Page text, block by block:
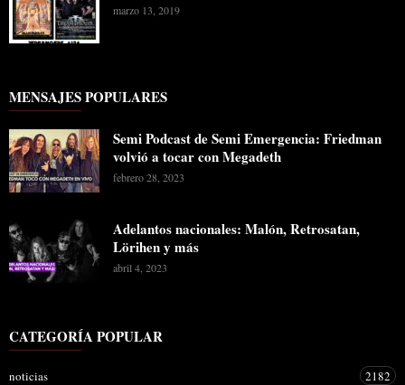
marzo 13, 2019
MENSAJES POPULARES
Semi Podcast de Semi Emergencia: Friedman
volvió a tocar con Megadeth
febrero 28, 2023
Adelantos nacionales: Malón, Retrosatan,
Lörihen y más
abril 4, 2023
CATEGORÍA POPULAR
noticias
2182